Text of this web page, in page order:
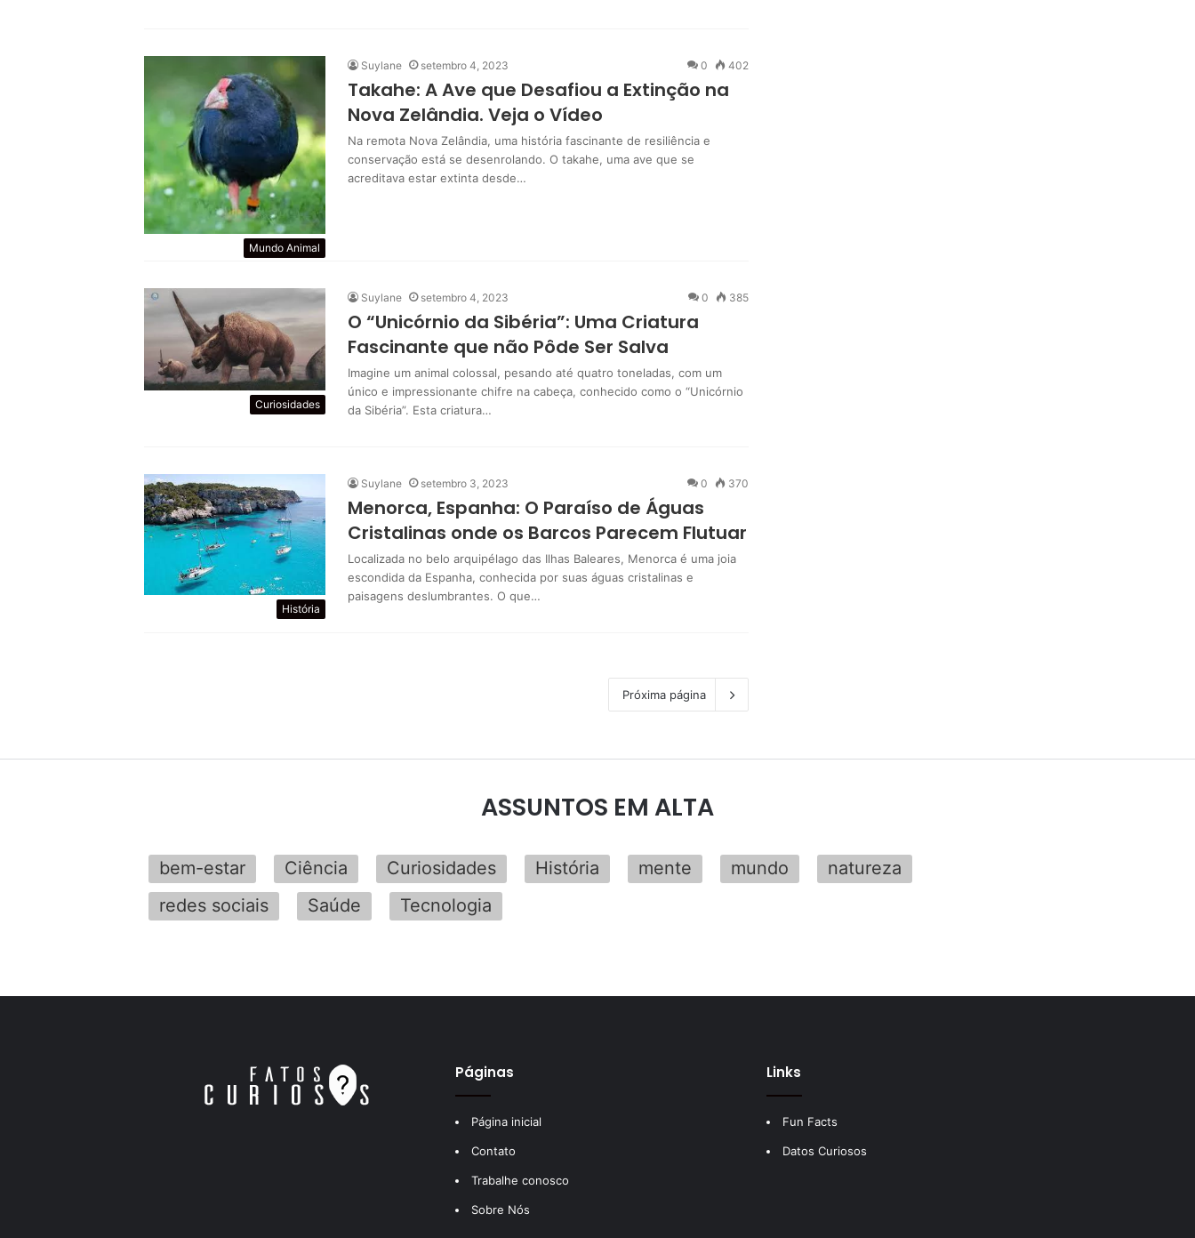
Mundo Animal
Suylane setembro 4, 2023 0 402
Takahe: A Ave que Desafiou a Extinção na
Nova Zelândia. Veja o Vídeo
Na remota Nova Zelândia, uma história fascinante de resiliência e
conservação está se desenrolando. O takahe, uma ave que se
acreditava estar extinta desde…
Curiosidades
Suylane setembro 4, 2023 0 385
O “Unicórnio da Sibéria”: Uma Criatura
Fascinante que não Pôde Ser Salva
Imagine um animal colossal, pesando até quatro toneladas, com um
único e impressionante chifre na cabeça, conhecido como o “Unicórnio
da Sibéria”. Esta criatura…
História
Suylane setembro 3, 2023 0 370
Menorca, Espanha: O Paraíso de Águas
Cristalinas onde os Barcos Parecem Flutuar
Localizada no belo arquipélago das Ilhas Baleares, Menorca é uma joia
escondida da Espanha, conhecida por suas águas cristalinas e
paisagens deslumbrantes. O que…
Próxima página
ASSUNTOS EM ALTA
bem-estar Ciência Curiosidades História mente mundo
natureza
redes sociais
Saúde Tecnologia
Páginas
Página inicial
Contato
Trabalhe conosco
Sobre Nós
Links
Fun Facts
Datos Curiosos